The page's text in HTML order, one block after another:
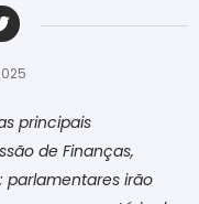
principais
de Finanças,
parlamentares irão